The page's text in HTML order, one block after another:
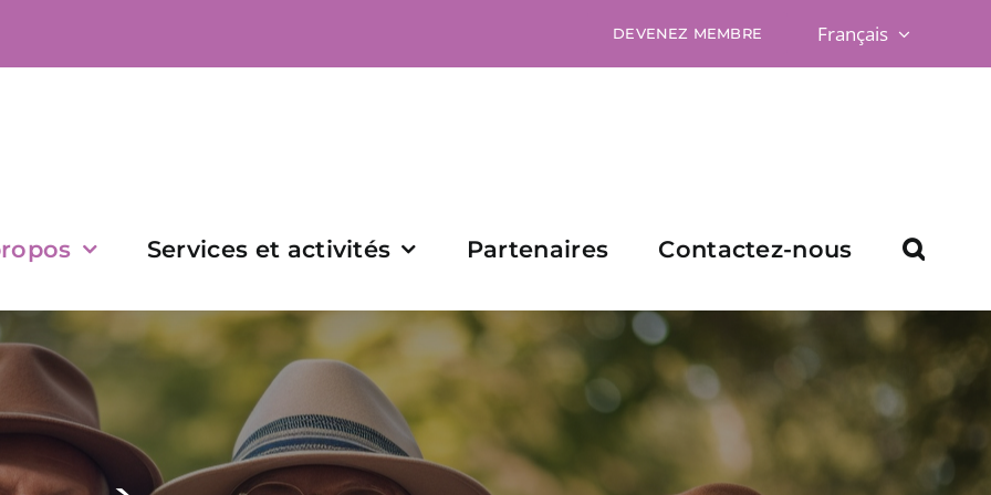
DEVENEZ MEMBRE Français
Services et activités Partenaires Contactez-nous